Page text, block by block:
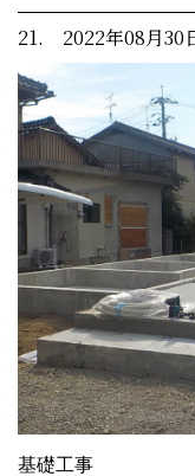
21. 2022年08月30
基礎工事